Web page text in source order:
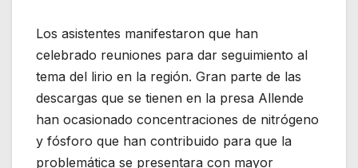
Los asistentes manifestaron que han
celebrado reuniones para dar seguimiento al
tema del lirio en la región. Gran parte de las
descargas que se tienen en la presa Allende
han ocasionado concentraciones de nitrógeno
y fósforo que han contribuido para que la
problemática se presentara con mayor